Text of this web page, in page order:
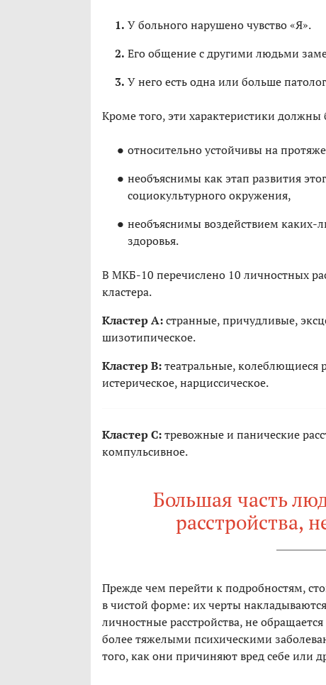
У больного нарушено чувство «Я».
Его общение с другими людьми
У него есть одна или больше
Кроме того, эти характеристики должны
относительно устойчивы на
необъяснимы как этап развития
социокультурного окружения,
необъяснимы воздействием каких-
здоровья.
В МКБ-10 перечислено 10 личностных
кластера.
Кластер А:странные, причудливые,
шизотипическое.
Кластер B:театральные, колеблющиеся
истерическое, нарциссическое.
Кластер C:тревожные и панические
компульсивное.
Большая часть
расстройства,
Прежде чем перейти к подробностям,
в чистой форме: их черты
личностные расстройства, не
более тяжелыми психическими
того, как они причиняют вред себе или